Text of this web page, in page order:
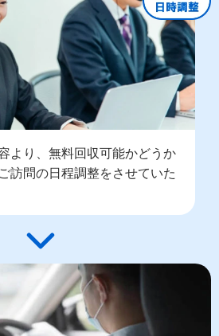
より、無料回収可能かどうか
訪問の日程調整をさせていた